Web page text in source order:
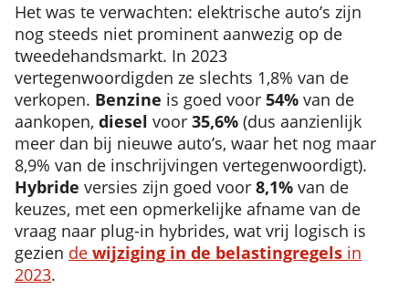
Het was te verwachten: elektrische auto’s zijn
nog steeds niet prominent aanwezig op de
tweedehandsmarkt. In 2023
vertegenwoordigden ze slechts 1,8% van de
verkopen. Benzine is goed voor 54% van de
aankopen, diesel voor 35,6% (dus aanzienlijk
meer dan bij nieuwe auto’s, waar het nog maar
8,9% van de inschrijvingen vertegenwoordigt).
Hybride versies zijn goed voor 8,1% van de
keuzes, met een opmerkelijke afname van de
vraag naar plug-in hybrides, wat vrij logisch is
gezien de wijziging in de belastingregels in
2023.